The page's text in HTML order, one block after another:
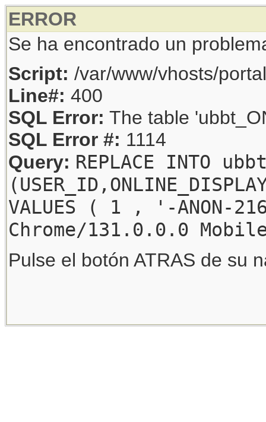
ERROR
Se ha encontrado un
Script: /var/www/vhosts/
Line#: 400
SQL Error: The table
SQL Error #: 1114
Query: REPLACE INTO
VALUES ( 1 , '-
Chrome/131.0.0.0
Pulse el botón ATRAS de su